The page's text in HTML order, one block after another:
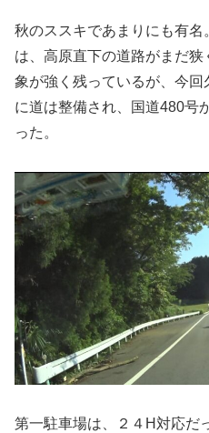
秋のススキであまりにも有
は、高原直下の道路がまだ
象が強く残っているが、今
に道は整備され、国道480号
った。
第一駐車場は、２４H対応だ